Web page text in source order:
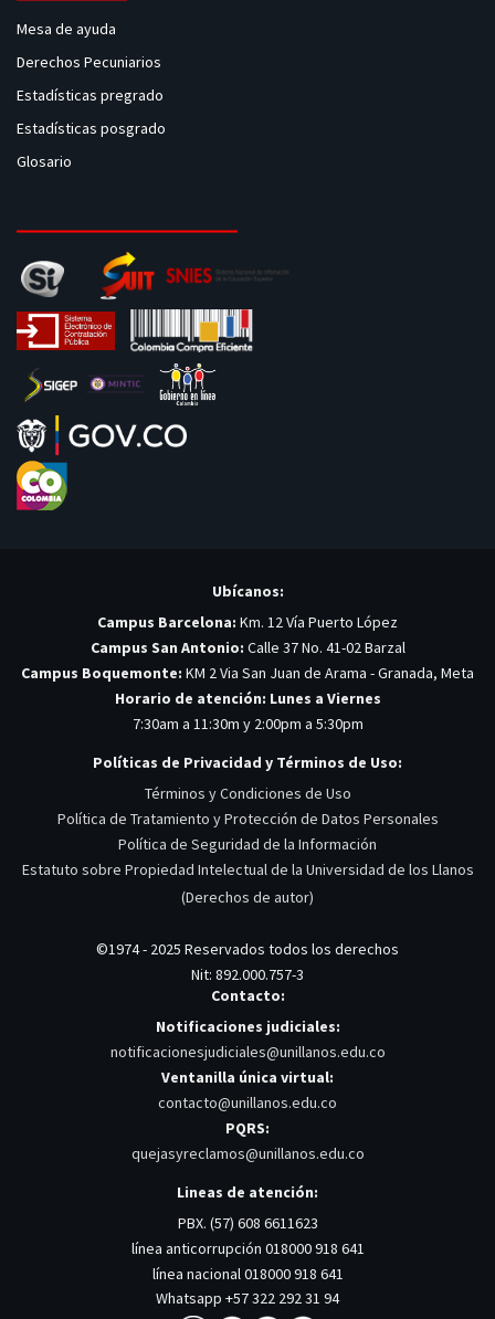
Mesa de ayuda
Derechos Pecuniarios
Estadísticas pregrado
Estadísticas posgrado
Glosario
Ubícanos:
Campus Barcelona: Km. 12 Vía Puerto López
Campus San Antonio: Calle 37 No. 41-02 Barzal
Campus Boquemonte: KM 2 Via San Juan de Arama - Granada, Meta
Horario de atención: Lunes a Viernes
7:30am a 11:30m y 2:00pm a 5:30pm
Políticas de Privacidad y Términos de Uso:
Términos y Condiciones de Uso
Política de Tratamiento y Protección de Datos Personales
Política de Seguridad de la Información
Estatuto sobre Propiedad Intelectual de la Universidad de los Llanos
(Derechos de autor)
©1974 - 2025 Reservados todos los derechos
Nit: 892.000.757-3
Contacto:
Notificaciones judiciales:
notificacionesjudiciales@unillanos.edu.co
Ventanilla única virtual:
contacto@unillanos.edu.co
PQRS:
quejasyreclamos@unillanos.edu.co
Lineas de atención:
PBX. (57) 608 6611623
línea anticorrupción 018000 918 641
línea nacional 018000 918 641
Whatsapp +57 322 292 31 94